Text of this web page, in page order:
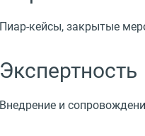
Пиар-кейсы, закрытые
Экспертность
Внедрение и